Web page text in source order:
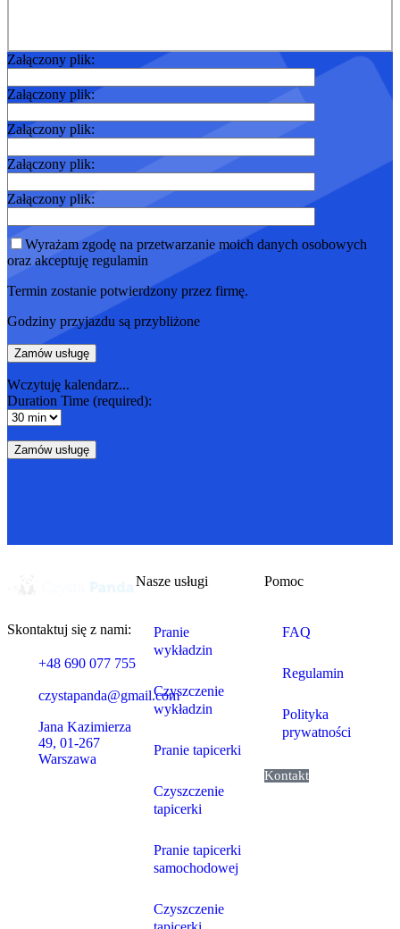
Załączony plik:
Załączony plik:
Załączony plik:
Załączony plik:
Załączony plik:
Wyrażam zgodę na przetwarzanie moich danych osobowych
oraz akceptuję regulamin
Termin zostanie potwierdzony przez firmę.
Godziny przyjazdu są przybliżone
Wczytuję kalendarz...
Duration Time (required):
Skontaktuj się z nami:
+48 690 077 755
czystapanda@gmail.com
Jana Kazimierza
49, 01-267
Warszawa
Nasze usługi
Pranie
wykładzin
Czyszczenie
wykładzin
Pranie tapicerki
Czyszczenie
tapicerki
Pranie tapicerki
samochodowej
Czyszczenie
Pomoc
FAQ
Regulamin
Polityka
prywatności
Kontakt